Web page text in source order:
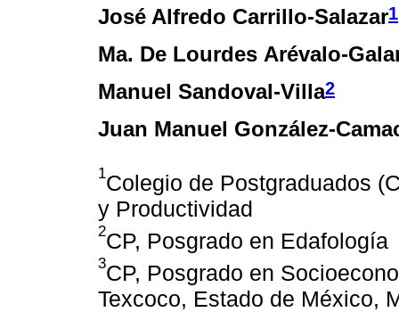
José Alfredo Carrillo-Salazar1
Ma. De Lourdes Arévalo-
Manuel Sandoval-Villa2
Juan Manuel González-
1Colegio de Postgraduados
y Productividad
2CP, Posgrado en Edafología
3CP, Posgrado en
Texcoco, Estado de México,